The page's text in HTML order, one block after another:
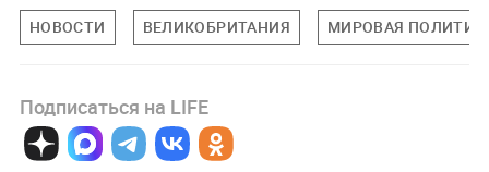
НОВОСТИ ВЕЛИКОБРИТАНИЯ МИРОВАЯ
Подписаться на LIFE